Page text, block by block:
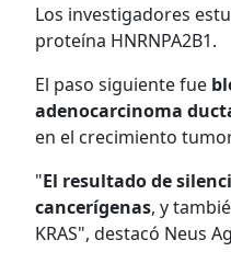
Los investigadores
proteína HNRNPA2B1.
El paso siguiente fue
adenocarcinoma
en el crecimiento
"El resultado de
cancerígenas, y
KRAS", destacó Neus